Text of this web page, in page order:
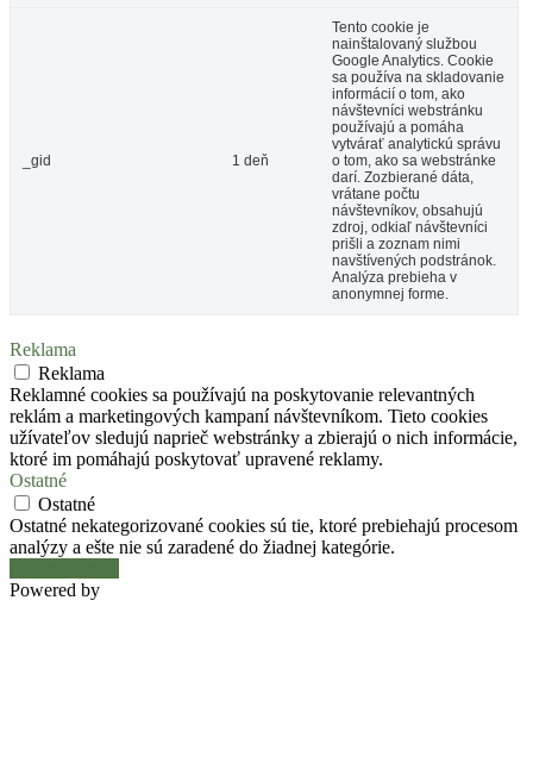
_gid 1 deň
Tento cookie je
nainštalovaný službou
Google Analytics. Cookie
sa používa na skladovanie
informácií o tom, ako
návštevníci webstránku
používajú a pomáha
vytvárať analytickú správu
o tom, ako sa webstránke
darí. Zozbierané dáta,
vrátane počtu
návštevníkov, obsahujú
zdroj, odkiaľ návštevníci
prišli a zoznam nimi
navštívených podstránok.
Analýza prebieha v
anonymnej forme.
Reklama
Reklama
Reklamné cookies sa používajú na poskytovanie relevantných
reklám a marketingových kampaní návštevníkom. Tieto cookies
užívateľov sledujú naprieč webstránky a zbierajú o nich informácie,
ktoré im pomáhajú poskytovať upravené reklamy.
Ostatné
Ostatné
Ostatné nekategorizované cookies sú tie, ktoré prebiehajú procesom
analýzy a ešte nie sú zaradené do žiadnej kategórie.
Powered by